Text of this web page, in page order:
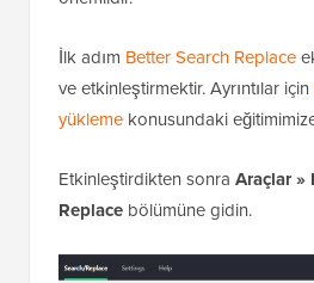
İlk adım Better Search Replace
ve etkinleştirmektir. Ayrıntılar için
yükleme konusundaki
Etkinleştirdikten sonra Araçlar »
Replace bölümüne gidin.